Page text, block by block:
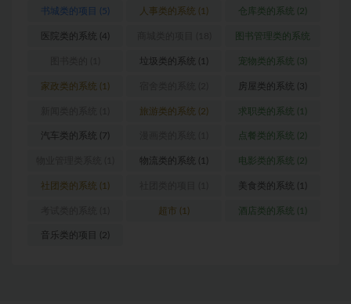
书城类的项目 (5) 人事类的系统 (1) 仓库类的系统 (2)
医院类的系统 (4) 图书管理类的系统
(1)
垃圾类的系统 (1) 宠物类的系统 (3)
家政类的系统 (1) 房屋类的系统 (3)
旅游类的系统 (2) 求职类的系统 (1)
汽车类的系统 (7) 点餐类的系统 (2)
物流类的系统 (1) 电影类的系统 (2)
社团类的系统 (1) 美食类的系统 (1)
超市 (1) 酒店类的系统 (1)
音乐类的项目 (2)